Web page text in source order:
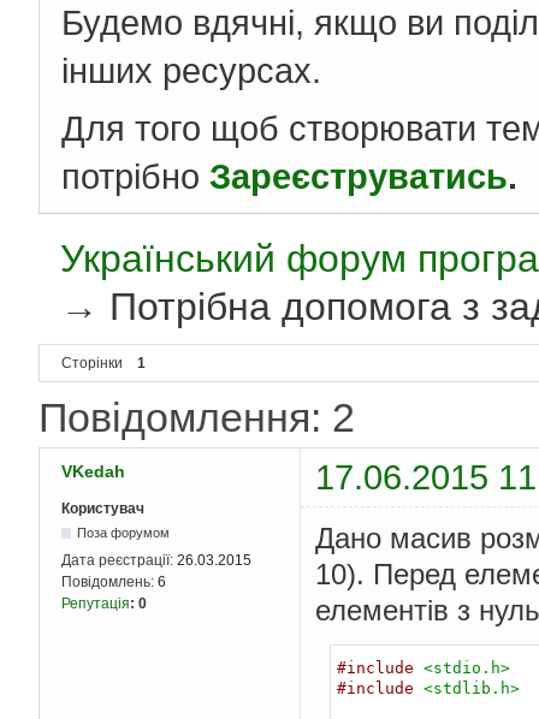
Будемо вдячні, якщо ви
інших ресурсах.
Для того щоб створювати
потрібно Зареєструватись.
Український форум
→ Потрібна допомога з
Сторінки 1
Повідомлення: 2
VKedah 17.06.2015
Користувач
Поза форумом
Дата реєстрації: 26.03.2015
Повідомлень: 6
Репутація: 0
Дано масив
10). Перед
елементів з
#include <stdio.h>
#include <stdlib.h>